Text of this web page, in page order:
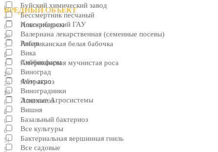
Буйский химический завод
4
Новосибирский ГАУ
3
Рибав
5
Сиббиофарм
19
Фбм-агро
19
Элитные Агросистемы
2
8
Бессмертник песчаный
8
Валериана лекарственная (семенные посевы)
5
Вика
1
Виноград
29
Виноградники
8
Вишня
9
Все культуры
51
Все садовые
ВРЕДНЫЙ ОБЪЕКТ
Альтернариоз
20
Американская белая бабочка
8
Американская мучнистая роса
2
Антракноз
5
Аскохитоз
6
Базальный бактериоз
6
Бактериальная вершинная гниль
5